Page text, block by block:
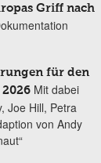
Griff nach
für den
Mit dabei
Joe Hill, Petra
von Andy